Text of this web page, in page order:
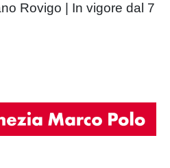
Rovigo | In vigore dal 7